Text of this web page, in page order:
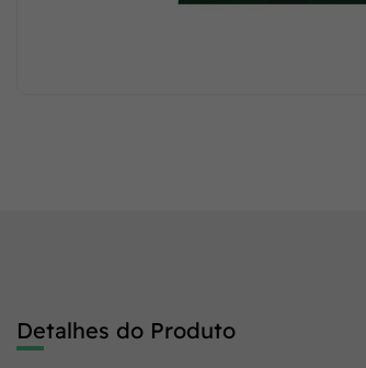
Detalhes do Produto